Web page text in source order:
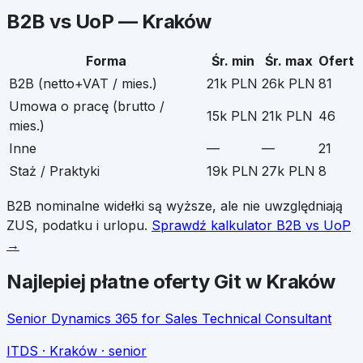
B2B vs UoP — Kraków
Forma Śr. min Śr. max Ofert
B2B (netto+VAT / mies.)
21k PLN 26k PLN 81
Umowa o pracę (brutto /
mies.)
15k PLN 21k PLN 46
Inne
— —
21
Staż / Praktyki
19k PLN 27k PLN 8
B2B nominalne widełki są wyższe, ale nie uwzględniają
ZUS, podatku i urlopu. Sprawdź kalkulator B2B vs UoP
→
Najlepiej płatne oferty Gitw Kraków
Senior Dynamics 365 for Sales Technical Consultant
ITDS · Kraków · senior